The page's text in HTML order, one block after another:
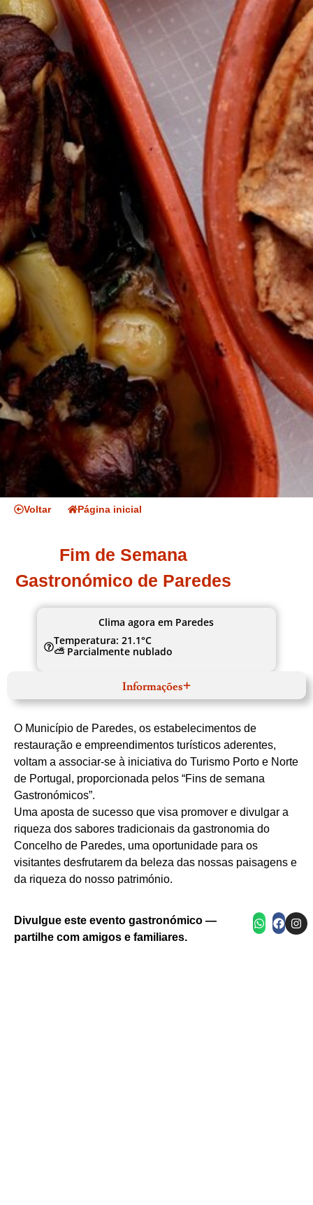
Voltar Página inicial
Fim de Semana
Gastronómico de Paredes
O Município de Paredes, os estabelecimentos de
restauração e empreendimentos turísticos aderentes,
voltam a associar-se à iniciativa do Turismo Porto e Norte
de Portugal, proporcionada pelos “Fins de semana
Gastronómicos”.
Uma aposta de sucesso que visa promover e divulgar a
riqueza dos sabores tradicionais da gastronomia do
Concelho de Paredes, uma oportunidade para os
visitantes desfrutarem da beleza das nossas paisagens e
da riqueza do nosso património.
Carne assada com batatas e arroz de legumes
Sobremesa dourada com cobertura caramelizada
Doces tradicionais polvilhados com açúcar
Trio de pratos tradicionais em loiça de barro
Divulgue este evento gastronómico —
partilhe com amigos e familiares.
Clima agora em Paredes
Temperatura: 21.1°C
⛅ Parcialmente nublado
Informações
Norte
Área Metropolitana do Porto
Paredes
Município de Paredes + Turismo Porto e Norte
Cabrito